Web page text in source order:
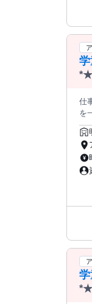
仕
を
か
習
務 こども達をサポート♪ こどもたちが安心して過ごせる放課後の居場所 づくりを一緒につくるお仕事です。遊びや活
動
安心して働けます